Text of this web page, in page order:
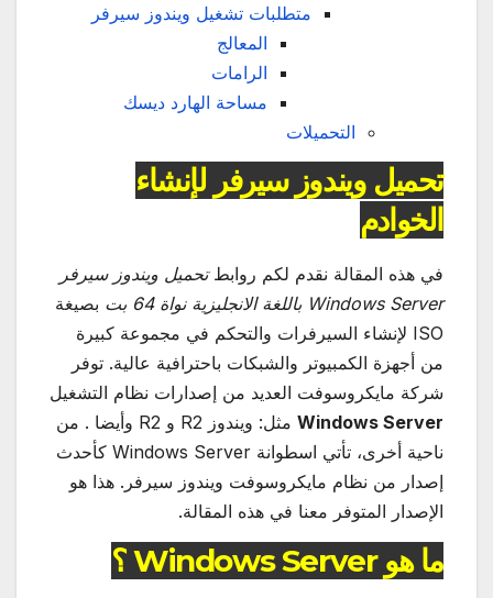
متطلبات تشغيل ويندوز سيرفر
المعالج
الرامات
مساحة الهارد ديسك
التحميلات
تحميل ويندوز سيرفر لإنشاء
الخوادم
في هذه المقالة نقدم لكم روابطتحميل ويندوز سيرفر
Windows Server باللغة الانجليزية نواة 64 بت
بصيغة
ISO لإنشاء السيرفرات والتحكم في مجموعة كبيرة
من أجهزة الكمبيوتر والشبكات باحترافية عالية. توفر
شركة مايكروسوفت العديد من إصدارات نظام التشغيل
Windows Server
مثل: ويندوز R2 و R2 وأيضا . من
ناحية أخرى، تأتي اسطوانة Windows Server كأحدث
إصدار من نظام مايكروسوفت ويندوز سيرفر. هذا هو
الإصدار المتوفر معنا في هذه المقالة.
ما هو Windows Server ؟